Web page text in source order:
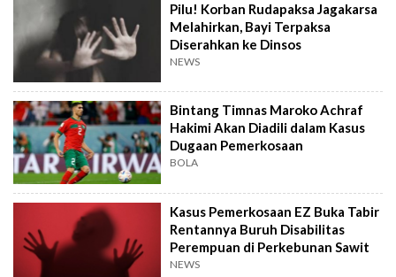
Pilu! Korban Rudapaksa Jagakarsa
Melahirkan, Bayi Terpaksa
Diserahkan ke Dinsos
NEWS
Bintang Timnas Maroko Achraf
Hakimi Akan Diadili dalam Kasus
Dugaan Pemerkosaan
BOLA
Kasus Pemerkosaan EZ Buka Tabir
Rentannya Buruh Disabilitas
Perempuan di Perkebunan Sawit
NEWS